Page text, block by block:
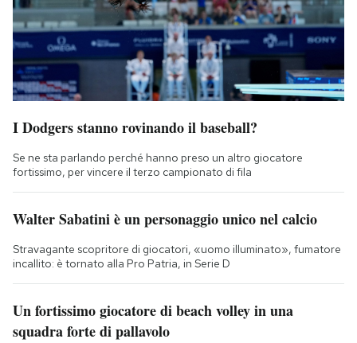
I Dodgers stanno rovinando il baseball?
Se ne sta parlando perché hanno preso un altro giocatore
fortissimo, per vincere il terzo campionato di fila
Walter Sabatini è un personaggio unico nel calcio
Stravagante scopritore di giocatori, «uomo illuminato», fumatore
incallito: è tornato alla Pro Patria, in Serie D
Un fortissimo giocatore di beach volley in una
squadra forte di pallavolo